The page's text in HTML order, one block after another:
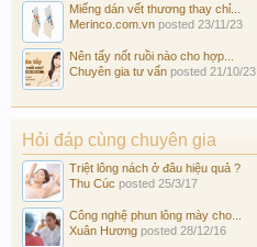
Miếng dán vết thương thay chỉ...
Merinco.com.vn posted 23/11/23
Nên tẩy nốt ruồi nào cho hợp...
Chuyên gia tư vấn posted 21/10/23
Hỏi đáp cùng chuyên gia
Triệt lông nách ở đâu hiệu quả ?
Thu Cúc posted 25/3/17
Công nghệ phun lông mày cho...
Xuân Hương posted 28/12/16